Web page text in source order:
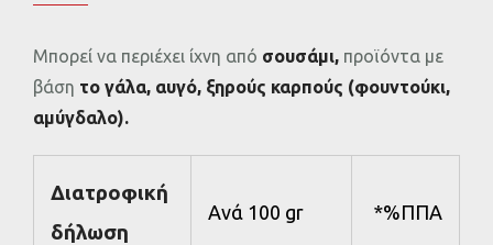
Μπορεί να περιέχει ίχνη από σουσάμι, προϊόντα με
βάση το γάλα, αυγό, ξηρούς καρπούς (φουντούκι,
αμύγδαλο).
Διατροφική
δήλωση
Ανά 100 gr *%ΠΠΑ